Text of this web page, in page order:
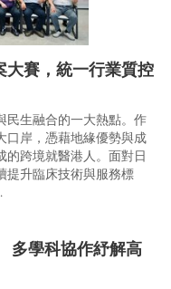
賽，統一行業質控
民生融合的一大熱點。作
口岸，憑藉地緣優勢與成
跨境就醫港人。面對日
提升臨床技術與服務標
多學科協作紓解高